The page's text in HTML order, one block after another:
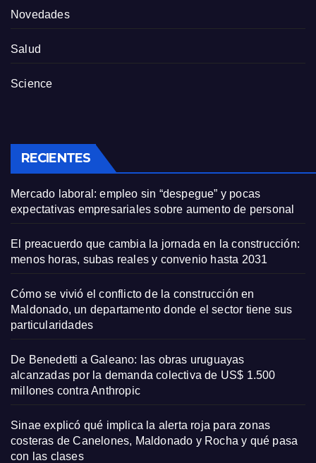
Novedades
Salud
Science
RECIENTES
Mercado laboral: empleo sin “despegue” y pocas
expectativas empresariales sobre aumento de personal
El preacuerdo que cambia la jornada en la construcción:
menos horas, subas reales y convenio hasta 2031
Cómo se vivió el conflicto de la construcción en
Maldonado, un departamento donde el sector tiene sus
particularidades
De Benedetti a Galeano: las obras uruguayas
alcanzadas por la demanda colectiva de US$ 1.500
millones contra Anthropic
Sinae explicó qué implica la alerta roja para zonas
costeras de Canelones, Maldonado y Rocha y qué pasa
con las clases